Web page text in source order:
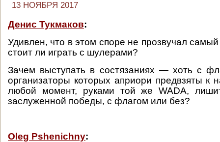
13 НОЯБРЯ 2017
Денис Тукмаков:
Удивлен, что в этом споре не прозвучал
стоит ли играть с шулерами?
Зачем выступать в состязаниях — хоть с
организаторы которых априори предвзяты к
любой момент, руками той же WADA,
заслуженной победы, с флагом или без?
Oleg Pshenichny: